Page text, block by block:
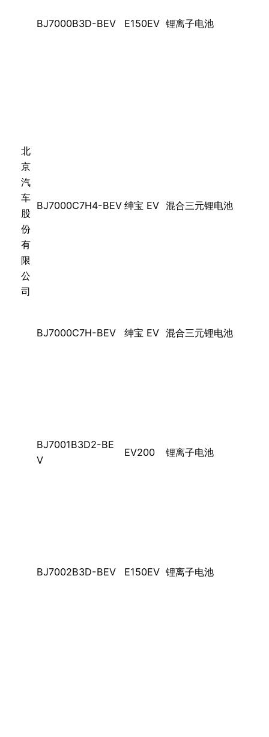
北
京
汽
车
股
份
有
限
公
司
BJ7000B3D-BEV E150EV 锂离子电池
BJ7000C7H4-BEV 绅宝 EV 混合三元锂电池
BJ7000C7H-BEV 绅宝 EV 混合三元锂电池
BJ7001B3D2-BE
V
EV200 锂离子电池
BJ7002B3D-BEV E150EV 锂离子电池